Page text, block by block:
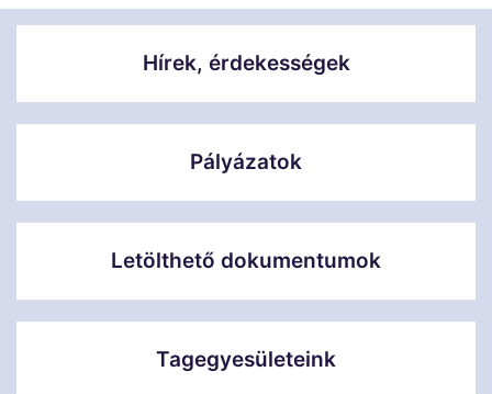
Hírek, érdekességek
Pályázatok
Letölthető dokumentumok
Tagegyesületeink